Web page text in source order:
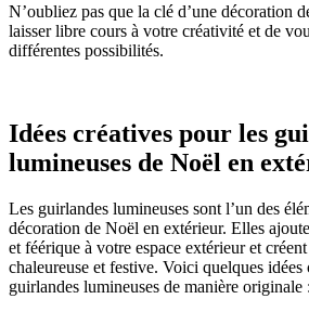
N’oubliez pas que la clé d’une décoration
laisser libre cours à votre créativité et de
différentes possibilités.
Idées créatives pour les
lumineuses de Noël en
Les guirlandes lumineuses sont l’un des
décoration de Noël en extérieur. Elles
et féérique à votre espace extérieur et
chaleureuse et festive. Voici quelques
guirlandes lumineuses de manière originale :